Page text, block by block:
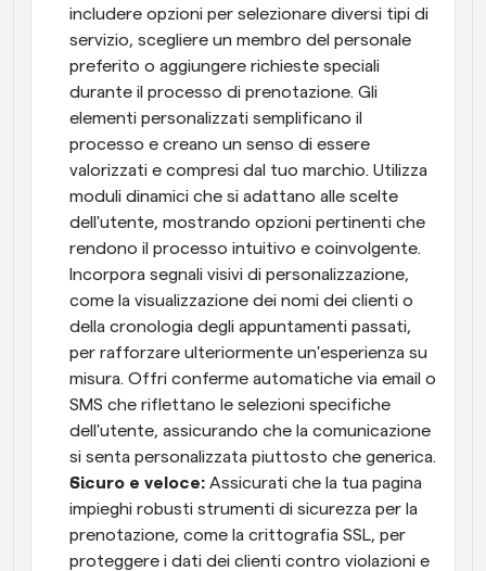
includere opzioni per selezionare diversi tipi di
servizio, scegliere un membro del personale
preferito o aggiungere richieste speciali
durante il processo di prenotazione. Gli
elementi personalizzati semplificano il
processo e creano un senso di essere
valorizzati e compresi dal tuo marchio. Utilizza
moduli dinamici che si adattano alle scelte
dell'utente, mostrando opzioni pertinenti che
rendono il processo intuitivo e coinvolgente.
Incorpora segnali visivi di personalizzazione,
come la visualizzazione dei nomi dei clienti o
della cronologia degli appuntamenti passati,
per rafforzare ulteriormente un'esperienza su
misura. Offri conferme automatiche via email o
SMS che riflettano le selezioni specifiche
dell'utente, assicurando che la comunicazione
si senta personalizzata piuttosto che generica.
Sicuro e veloce: Assicurati che la tua pagina
impieghi robusti strumenti di sicurezza per la
prenotazione, come la crittografia SSL, per
proteggere i dati dei clienti contro violazioni e